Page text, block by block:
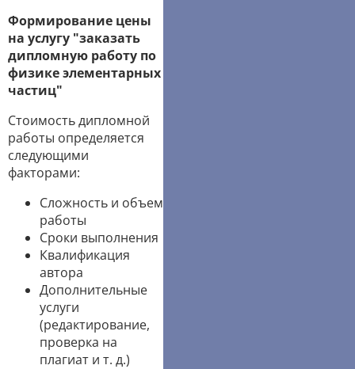
Формирование цены
на услугу "заказать
дипломную работу по
физике элементарных
частиц"
Стоимость дипломной
работы определяется
следующими
факторами:
Сложность и объем
работы
Сроки выполнения
Квалификация
автора
Дополнительные
услуги
(редактирование,
проверка на
плагиат и т. д.)